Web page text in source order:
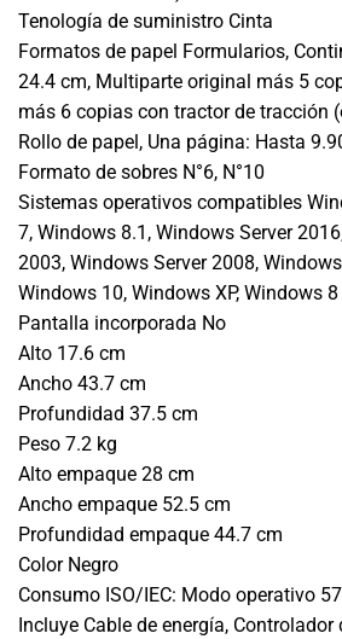
Tenología de suministro Cinta
Formatos de papel Formularios,
24.4 cm, Multiparte original más 5
más 6 copias con tractor de tracción
Rollo de papel, Una página: Hasta
Formato de sobres N°6, N°10
Sistemas operativos compatibles
7, Windows 8.1, Windows Server
2003, Windows Server 2008,
Windows 10, Windows XP, Windows 8
Pantalla incorporada No
Alto 17.6 cm
Ancho 43.7 cm
Profundidad 37.5 cm
Peso 7.2 kg
Alto empaque 28 cm
Ancho empaque 52.5 cm
Profundidad empaque 44.7 cm
Color Negro
Consumo ISO/IEC: Modo operativo
Incluye Cable de energía, Controlador